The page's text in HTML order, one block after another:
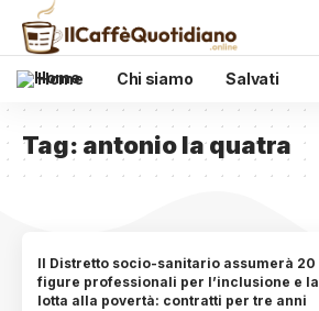
Home Chi siamo Salvati
Tag: antonio la quatra
Il Distretto socio-sanitario assumerà 20
figure professionali per l’inclusione e la
lotta alla povertà: contratti per tre anni